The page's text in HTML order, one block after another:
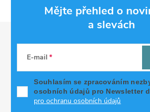
Mějte přehled o
a slevách
E-mail
Souhlasím se zpracováním
osobních údajů pro Newsletter
pro ochranu osobních údajů